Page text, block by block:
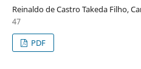
Reinaldo de Castro Takeda Filho,
47
PDF